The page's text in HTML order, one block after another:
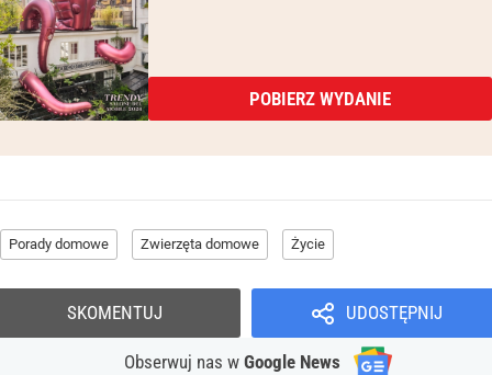
POBIERZ WYDANIE
Porady domowe Zwierzęta domowe Życie
UDOSTĘPNIJ
Obserwuj nas w Google News
SKOMENTUJ